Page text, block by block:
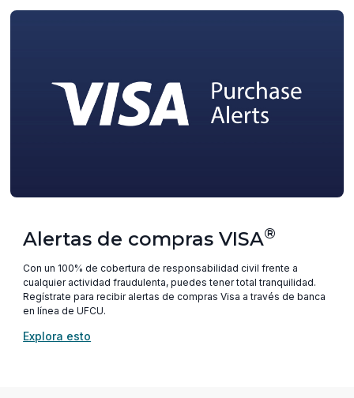
a
Alertas de compras VISA®
Con un 100% de cobertura de responsabilidad civil frente a
cualquier actividad fraudulenta, puedes tener total tranquilidad.
Regístrate para recibir alertas de compras Visa a través de banca
en línea de UFCU.
Explora esto